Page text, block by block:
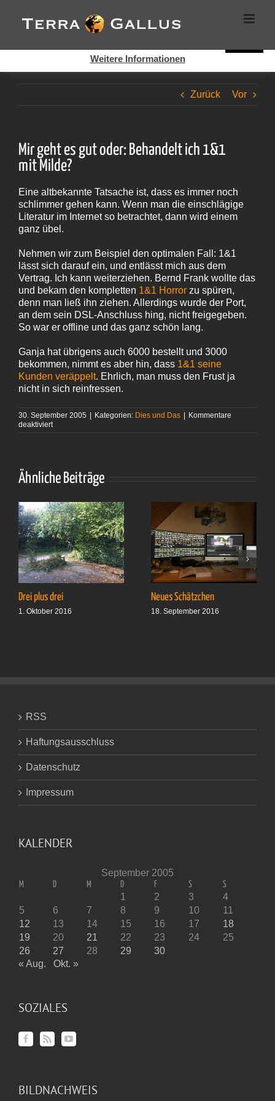
Inhalt
springen
Zurück Vor
Mir geht es gut oder: Behandelt ich 1&1
mit Milde?
Eine altbekannte Tatsache ist, dass es immer noch
schlimmer gehen kann. Wenn man die einschlägige
Literatur im Internet so betrachtet, dann wird einem
ganz übel.
Nehmen wir zum Beispiel den optimalen Fall: 1&1
lässt sich darauf ein, und entlässt mich aus dem
Vertrag. Ich kann weiterziehen. Bernd Frank wollte das
und bekam den kompletten 1&1 Horror zu spüren,
denn man ließ ihn ziehen. Allerdings wurde der Port,
an dem sein DSL-Anschluss hing, nicht freigegeben.
So war er offline und das ganz schön lang.
Ganja hat übrigens auch 6000 bestellt und 3000
bekommen, nimmt es aber hin, dass 1&1 seine
Kunden veräppelt. Ehrlich, man muss den Frust ja
nicht in sich reinfressen.
30. September 2005 | Kategorien: Dies und Das | Kommentare
deaktiviertfür
oder:
Behandelt
mit Milde?
Ähnliche Beiträge
Drei plus drei
1. Oktober 2016
Neues Schätzchen
18. September 2016
RSS
Haftungsausschluss
Datenschutz
Impressum
KALENDER
September 2005
M D M D F S S
1 2 3
4
5
6 7 8 9 10
11
12
13 14 15 16 17
18
19
20 21 22 23 24
25
26
27 28 29
30
« Aug.
Okt. »
SOZIALES
BILDNACHWEIS
Cookies helfen auf auf dieser Seite bei der Bereitstellung der
Dienste. Durch die Nutzung dieser Webseite erklären Sie sich
Weitere Informationen